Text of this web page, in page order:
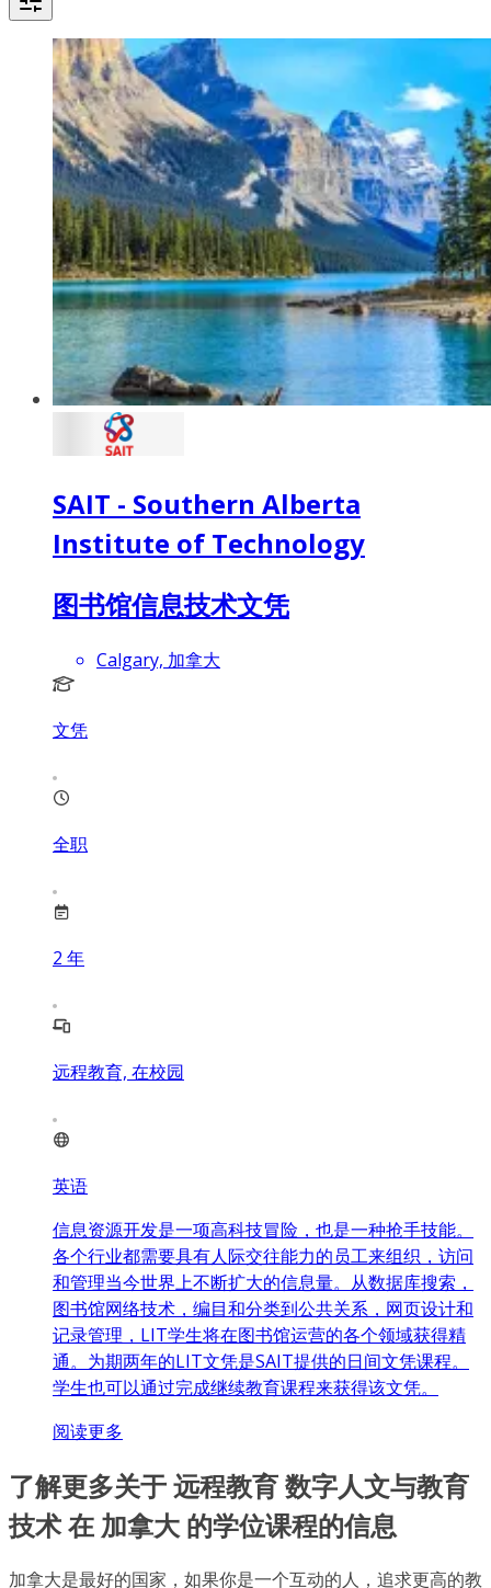
SAIT - Southern Alberta
Institute of Technology
图书馆信息技术文凭
Calgary, 加拿大
文凭
全职
2 年
远程教育, 在校园
英语
信息资源开发是一项高科技冒险，也是一种抢手技能。
各个行业都需要具有人际交往能力的员工来组织，访问
和管理当今世界上不断扩大的信息量。从数据库搜索，
图书馆网络技术，编目和分类到公共关系，网页设计和
记录管理，LIT学生将在图书馆运营的各个领域获得精
通。为期两年的LIT文凭是SAIT提供的日间文凭课程。
学生也可以通过完成继续教育课程来获得该文凭。
阅读更多
了解更多关于 远程教育 数字人文与教育
技术 在 加拿大 的学位课程的信息
加拿大是最好的国家，如果你是一个互动的人，追求更高的教